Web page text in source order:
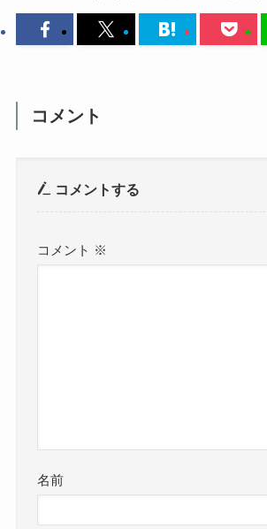
コメント
コメントする
コメント ※
名前